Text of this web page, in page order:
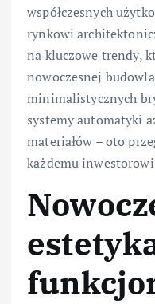
współczesnych
rynkowi
na kluczowe trendy,
nowoczesnej
minimalistycznych
systemy automatyki
materiałów – oto
każdemu